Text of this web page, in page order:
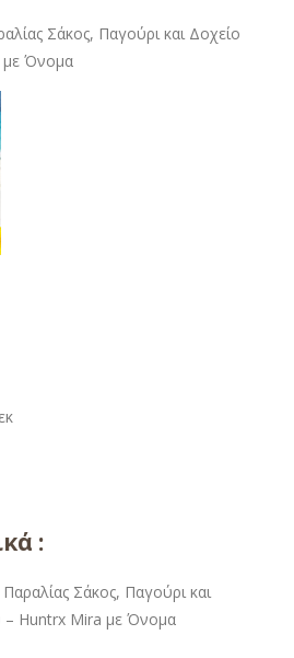
:
Σάκος, Παγούρι και
– Huntrx Mira με Όνομα